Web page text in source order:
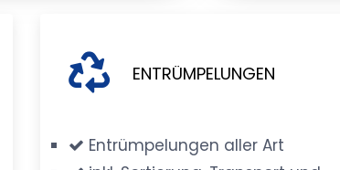
ENTRÜMPELUNGEN
Entrümpelungen aller Art